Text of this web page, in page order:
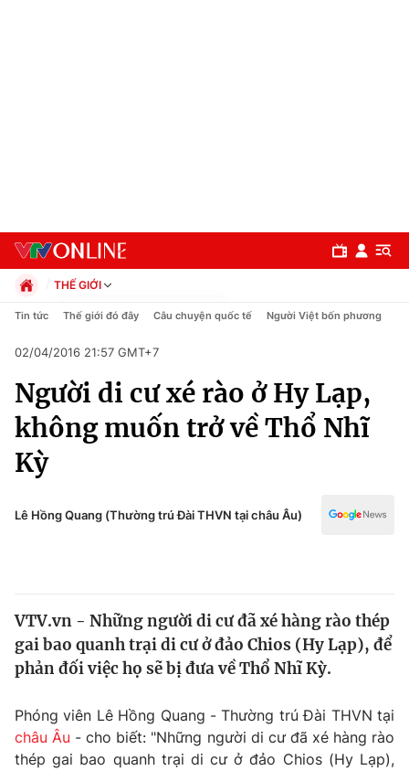
Chuyên mục
Chính trị
Xã hội
Pháp luật
Thế giới
Tin tức
Câu chuyện quốc tế
Kinh tế
Tài chính
Thị trường
Dữ liệu và đời sống
THẾ GIỚI
Chính trị
Pháp luật
Kinh tế
Thể thao
Truyền hình
Công nghệ
Tin tức Thế giới đó đây Câu chuyện quốc tế Người Việt bốn phương
02/04/2016 21:57 GMT+7
Người di cư xé rào ở Hy Lạp,
không muốn trở về Thổ Nhĩ
Kỳ
Lê Hồng Quang (Thường trú Đài THVN tại châu Âu)
VTV.vn - Những người di cư đã xé hàng rào thép
gai bao quanh trại di cư ở đảo Chios (Hy Lạp), để
phản đối việc họ sẽ bị đưa về Thổ Nhĩ Kỳ.
Phóng viên Lê Hồng Quang - Thường trú Đài THVN tại
châu Âu - cho biết: "Những người di cư đã xé hàng rào
thép gai bao quanh trại di cư ở đảo Chios (Hy Lạp),